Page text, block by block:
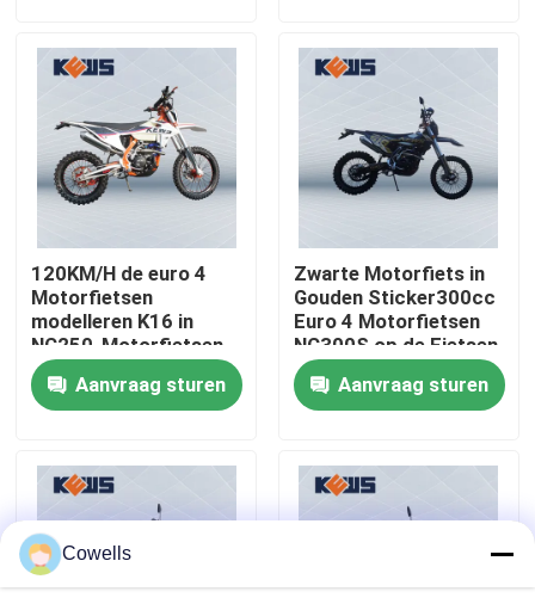
Ongeveer ons
Fabrieksreis
Kwaliteitscontrole
Contacteer ons
bloggen
Twee Motorfietsen van Slagenduro
Verzamelingsmotorfietsen
120KM/H de euro 4
Motorfietsen
modelleren K16 in
NC250-Motorfietsen
van de Motor de
Europese Stijl
Aanvraag sturen
Zwarte Motorfiets in
Gouden Sticker300cc
Euro 4 Motorfietsen
NC300S op de Fietsen
van het Wegvuil
Aanvraag sturen
Cowells